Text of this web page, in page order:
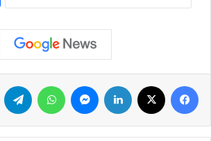
فيسبوك لينكدإن ماسنجر واتساب